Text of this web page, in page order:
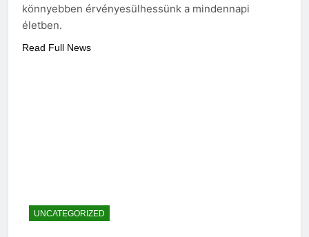
könnyebben érvényesülhessünk a mindennapi
életben.
Read Full News
UNCATEGORIZED